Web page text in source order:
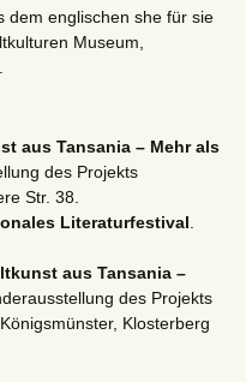
dem englischen she für sie
Museum,
aus Tansania – Mehr als
des Projekts
Str. 38.
Literaturfestival
aus Tansania –
des Projekts
Klosterberg